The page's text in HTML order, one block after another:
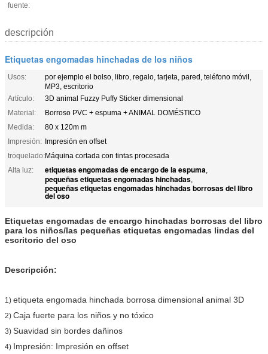
fuente:
descripción
Etiquetas engomadas hinchadas de los niños
Usos:
por ejemplo el bolso, libro, regalo, tarjeta, pared, teléfono móvil,
MP3, escritorio
Artículo:
3D animal Fuzzy Puffy Sticker dimensional
Material:
Borroso PVC + espuma + ANIMAL DOMÉSTICO
Medida:
80 x 120m m
Impresión: Impresión en offset
troquelado:Máquina cortada con tintas procesada
Alta luz:
etiquetas engomadas de encargo de la espuma,
pequeñas etiquetas engomadas hinchadas,
pequeñas etiquetas engomadas hinchadas borrosas del libro
del oso
Etiquetas engomadas de encargo hinchadas borrosas del libro
para los niños/las pequeñas etiquetas engomadas lindas del
escritorio del oso
Descripción:
1) etiqueta engomada hinchada borrosa dimensional animal 3D
2) Caja fuerte para los niños y no tóxico
3) Suavidad sin bordes dañinos
4) Impresión: Impresión en offset